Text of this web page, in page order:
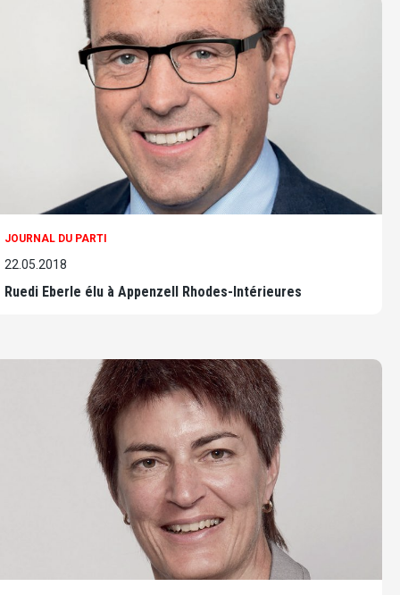
JOURNAL DU PARTI
22.05.2018
Ruedi Eberle élu à Appenzell Rhodes-Intérieures